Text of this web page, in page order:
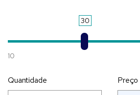
30
10
Quantidade Preço